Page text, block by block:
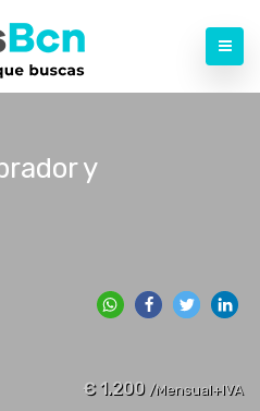
y
€ 1.200 /Mensual+IVA